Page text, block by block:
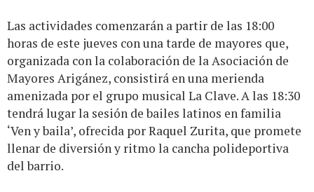
Las actividades comenzarán a partir de las 18:00
horas de este jueves con una tarde de mayores que,
organizada con la colaboración de la Asociación de
Mayores Arigánez, consistirá en una merienda
amenizada por el grupo musical La Clave. A las 18:30
tendrá lugar la sesión de bailes latinos en familia
‘Ven y baila’, ofrecida por Raquel Zurita, que promete
llenar de diversión y ritmo la cancha polideportiva
del barrio.